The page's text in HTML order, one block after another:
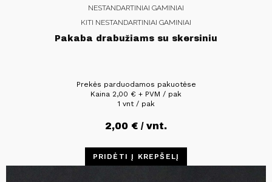
NESTANDARTINIAI GAMINIAI
KITI NESTANDARTINIAI GAMINIAI
Pakaba drabužiams su skersiniu
Prekės parduodamos pakuotėse
Kaina 2,00 € + PVM / pak
1 vnt / pak
2,00 € / vnt.
PRIDĖTI Į KREPŠELĮ